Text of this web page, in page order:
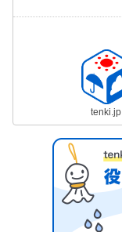
tenki.jp